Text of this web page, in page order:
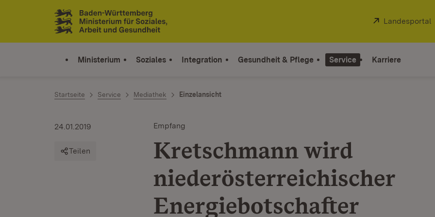
Zum Inhalt springen
Link zur Startseite
Extern:
Landesportal
Ministerium Soziales Integration Gesundheit & Pflege Service Karriere
Startseite Service Mediathek Einzelansicht
Empfang
Kretschmann wird
niederösterreichischer
Energiebotschafter
24.01.2019
Teilen